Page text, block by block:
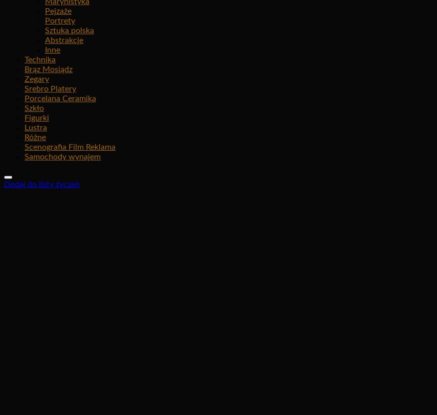
Pejzaże
Portrety
Sztuka polska
Abstrakcje
Inne
Technika
Brąz Mosiądz
Zegary
Srebro Platery
Porcelana Ceramika
Szkło
Figurki
Lustra
Różne
Scenografia Film Reklama
Samochody wynajem
Dodaj do listy życzeń